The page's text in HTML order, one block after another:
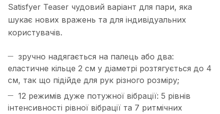
Satisfyer Teaser чудовий варіант для пари, яка
шукає нових вражень та для індивідуальних
користувачів.
зручно надягається на палець або два:
еластичне кільце 2 см у діаметрі розтягується до 4
см, так що підійде для рук різного розміру;
12 режимів дуже потужної вібрації: 5 рівнів
інтенсивності рівної вібрації та 7 ритмічних